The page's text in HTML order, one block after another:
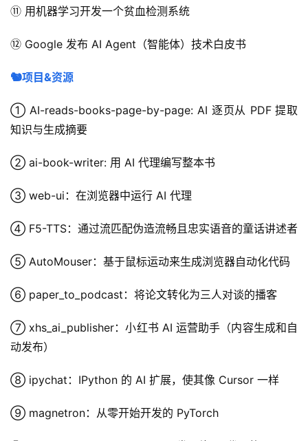
⑪ 用机器学习开发一个贫血检测系统
⑫ Google 发布 AI Agent（智能体）技术白皮书
🐿️项目&资源
① AI-reads-books-page-by-page: AI 逐页从 PDF 提取
知识与生成摘要
② ai-book-writer: 用 AI 代理编写整本书
③ web-ui：在浏览器中运行 AI 代理
④ F5-TTS：通过流匹配伪造流畅且忠实语音的童话讲述者
⑤ AutoMouser：基于鼠标运动来生成浏览器自动化代码
⑥ paper_to_podcast：将论文转化为三人对谈的播客
⑦ xhs_ai_publisher：小红书 AI 运营助手（内容生成和自
动发布）
⑧ ipychat：IPython 的 AI 扩展，使其像 Cursor 一样
⑨ magnetron：从零开始开发的 PyTorch